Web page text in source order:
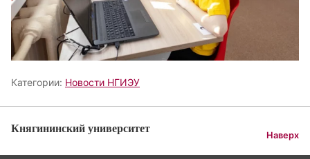
Категории: Новости НГИЭУ
Княгининский университет Наверх